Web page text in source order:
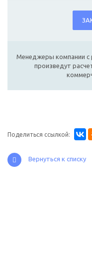
Менеджеры компании с
произведут
Поделиться ссылкой:
Вернуться к списку